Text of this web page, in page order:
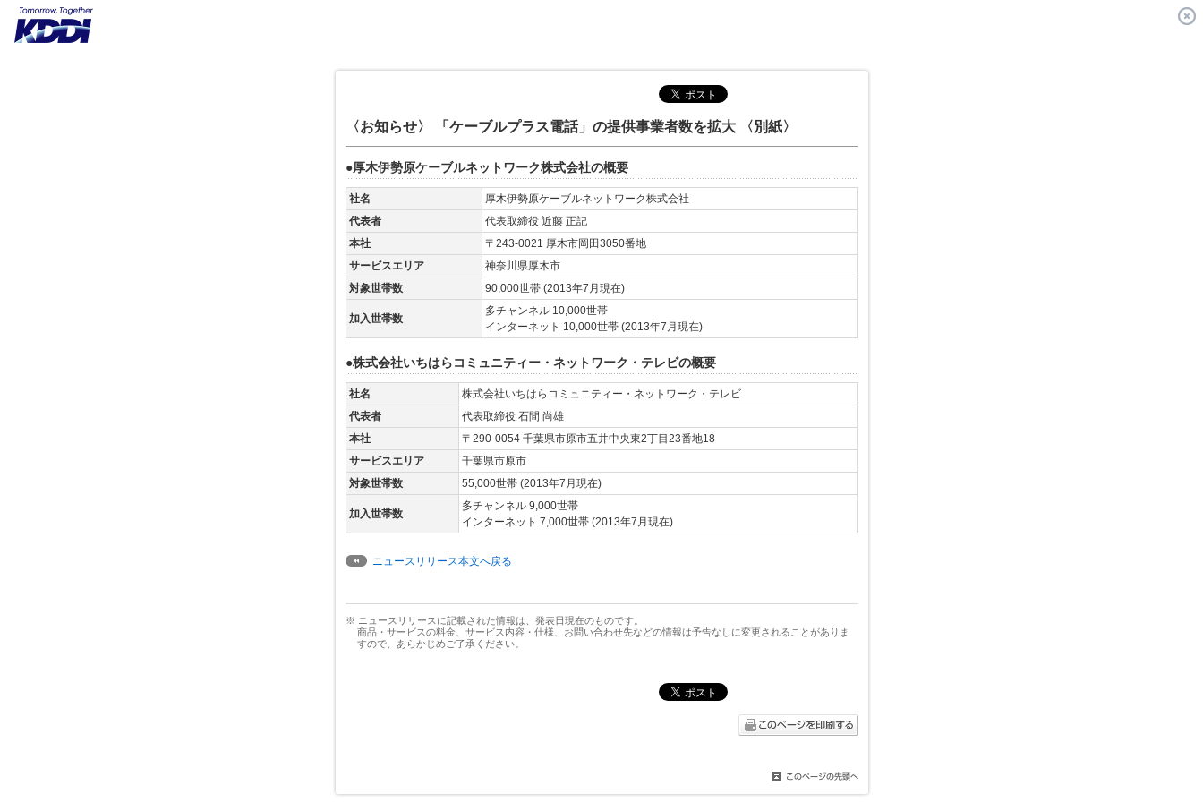
〈お知らせ〉 「ケーブルプラス電話」の提供事業者数を拡大 〈別紙〉
●厚木伊勢原ケーブルネットワーク株式会社の概要
社名
厚木伊勢原ケーブルネットワーク株式会社
代表者
代表取締役 近藤 正記
本社
〒243-0021 厚木市岡田3050番地
サービスエリア
神奈川県厚木市
対象世帯数
90,000世帯 (2013年7月現在)
加入世帯数
多チャンネル 10,000世帯
インターネット 10,000世帯 (2013年7月現在)
●株式会社いちはらコミュニティー・ネットワーク・テレビの概要
社名
株式会社いちはらコミュニティー・ネットワーク・テレビ
代表者
代表取締役 石間 尚雄
本社
〒290-0054 千葉県市原市五井中央東2丁目23番地18
サービスエリア
千葉県市原市
対象世帯数
55,000世帯 (2013年7月現在)
加入世帯数
多チャンネル 9,000世帯
インターネット 7,000世帯 (2013年7月現在)
ニュースリリース本文へ戻る
※ ニュースリリースに記載された情報は、発表日現在のものです。
商品・サービスの料金、サービス内容・仕様、お問い合わせ先などの情報は予告なしに変更されることがありま
すので、あらかじめご了承ください。